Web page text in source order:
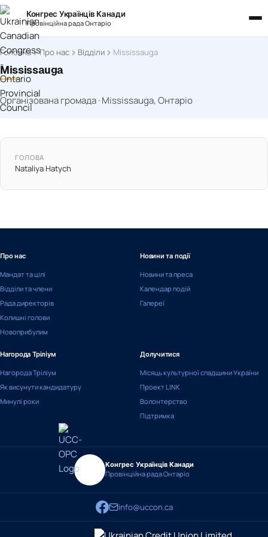
Конгрес Українців Канади
Провінційна рада Онтаріо
Головна Про нас Відділи Mississauga
Mississauga
Організована громада · Mississauga, Онтаріо
ГОЛОВА
Nataliya Hatych
Про нас
Мандат та цілі
Відділи та члени
Рада директорів
Колишні голови
Новоприбулим
Новини та події
Новини та преса
Календар подій
Галереї
Нагорода Тріліум
Нагорода Тріліум
Як висунути кандидатуру
Минулі роки
Долучитися
Місяць культурної спадщини України
Проект LINK
Волонтерство
Підтримка
Конгрес Українців Канади
Провінційна рада Онтаріо
info@uccon.ca